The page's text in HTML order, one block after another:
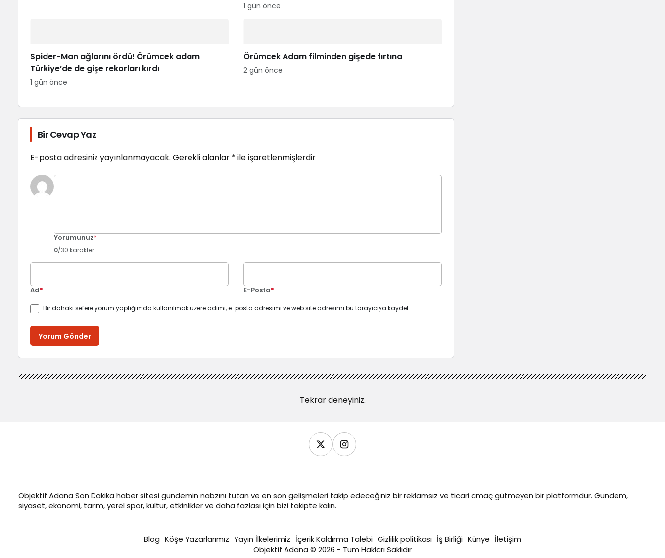
1 gün önce
Spider-Man ağlarını ördü! Örümcek adam
Türkiye’de de gişe rekorları kırdı
1 gün önce
Örümcek Adam filminden gişede fırtına
2 gün önce
Bir Cevap Yaz
E-posta adresiniz yayınlanmayacak. Gerekli alanlar * ile işaretlenmişlerdir
Yorumunuz*
0/30 karakter
Ad* E-Posta*
Bir dahaki sefere yorum yaptığımda kullanılmak üzere adımı, e-posta adresimi ve web site adresimi bu tarayıcıya kaydet.
Yorum Gönder
Tekrar deneyiniz.
Objektif Adana Son Dakika haber sitesi gündemin nabzını tutan ve en son gelişmeleri takip edeceğiniz bir reklamsız ve ticari amaç gütmeyen bir platformdur. Gündem,
siyaset, ekonomi, tarım, yerel spor, kültür, etkinlikler ve daha fazlası için bizi takipte kalın.
Blog Köşe Yazarlarımız Yayın İlkelerimiz İçerik Kaldırma Talebi Gizlilik politikası İş Birliği Künye İletişim
Objektif Adana © 2026 - Tüm Hakları Saklıdır